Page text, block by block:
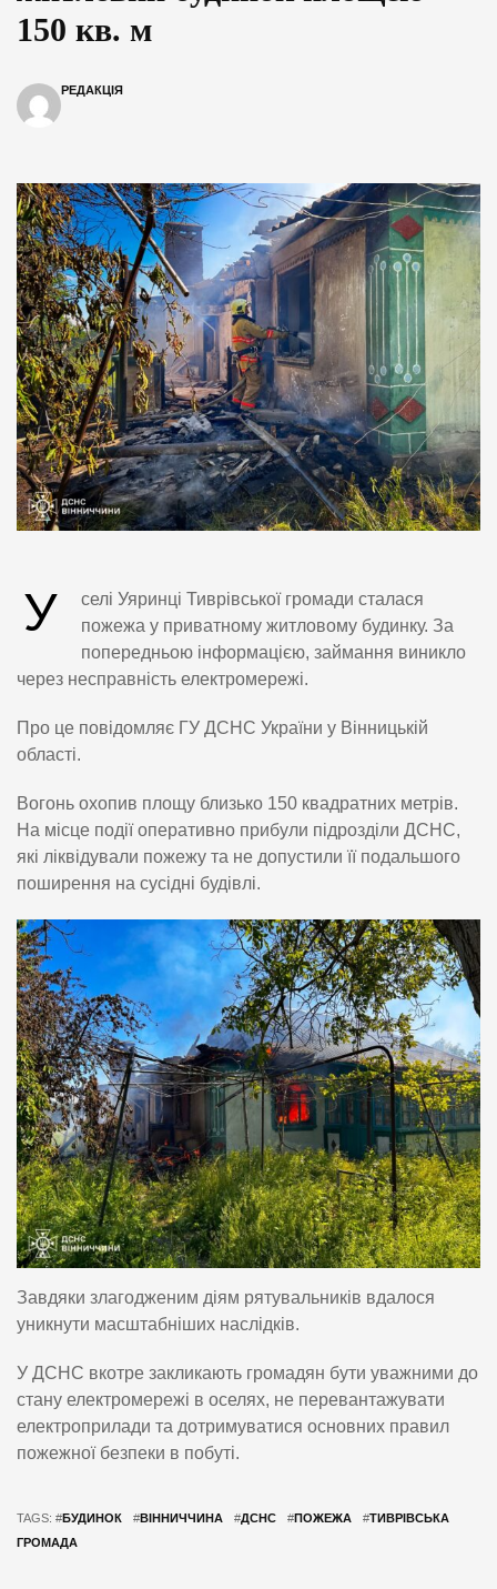
150 кв. м
РЕДАКЦІЯ
У
селі Уяринці Тиврівської громади сталася
пожежа у приватному житловому будинку. За
попередньою інформацією, займання виникло
через несправність електромережі.
Про це повідомляє ГУ ДСНС України у Вінницькій
області.
Вогонь охопив площу близько 150 квадратних метрів.
На місце події оперативно прибули підрозділи ДСНС,
які ліквідували пожежу та не допустили її подальшого
поширення на сусідні будівлі.
Завдяки злагодженим діям рятувальників вдалося
уникнути масштабніших наслідків.
У ДСНС вкотре закликають громадян бути уважними до
стану електромережі в оселях, не перевантажувати
електроприлади та дотримуватися основних правил
пожежної безпеки в побуті.
TAGS: #БУДИНОК #ВІННИЧЧИНА #ДСНС #ПОЖЕЖА #ТИВРІВСЬКА
ГРОМАДА